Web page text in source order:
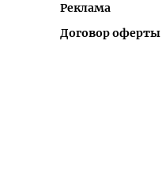
Реклама
Договор оферты